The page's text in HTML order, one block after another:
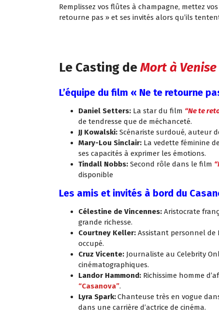
Remplissez vos flûtes à champagne, mettez
retourne pas » et ses invités alors qu’ils
Le Casting deMort à Venise
L’équipe du film « Ne te retourne
Daniel Setters: La star du film “Ne te
de tendresse que de méchanceté.
JJ Kowalski: Scénariste surdoué, auteur
Mary-Lou Sinclair: La vedette féminine
ses capacités à exprimer les émotions.
Tindall Nobbs: Second rôle dans le film
disponible
Les amis et invités à bord du
Célestine de Vincennes: Aristocrate
grande richesse.
Courtney Keller: Assistant personnel
occupé.
Cruz Vicente: Journaliste au Celebrity
cinématographiques.
Landor Hammond: Richissime homme
“Casanova”.
Lyra Spark:Chanteuse très en vogue
dans une carrière d’actrice de cinéma.